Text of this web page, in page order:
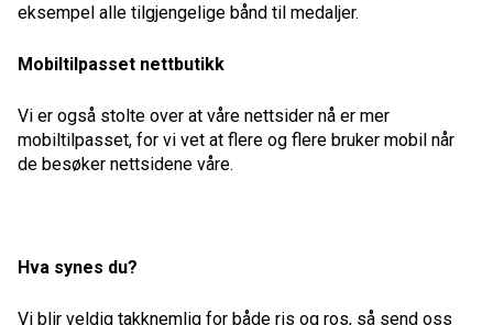
eksempel alle tilgjengelige bånd til medaljer.
Mobiltilpasset nettbutikk
Vi er også stolte over at våre nettsider nå er mer
mobiltilpasset, for vi vet at flere og flere bruker mobil når
de besøker nettsidene våre.
Hva synes du?
Vi blir veldig takknemlig for både ris og ros, så send oss